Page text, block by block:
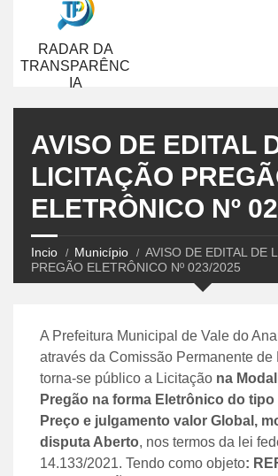
RADAR DA
TRANSPARÊNC
IA
AVISO DE EDITAL
LICITAÇÃO
ELETRÔNICO Nº
Incio Município
AVISO DE EDITAL DE
PREGÃO ELETRÔNICO Nº 023/2025
A Prefeitura Municipal de Vale do
através da Comissão Permanente de
torna-se público a Licitação na
Pregão na forma Eletrônico do tipo
Preço e julgamento valor Global,
disputa Aberto, nos termos da lei
14.133/2021. Tendo como objeto: